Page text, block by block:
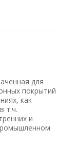
для
покрытий
как
т.ч.
и